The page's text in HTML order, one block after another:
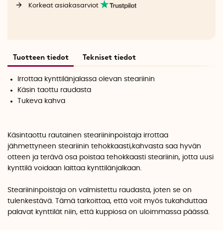
Korkeat asiakasarviot
Tuotteen tiedot Tekniset tiedot
Irrottaa kynttilänjalassa olevan steariinin
Käsin taottu raudasta
Tukeva kahva
Käsintaottu rautainen steariininpoistaja irrottaa
jähmettyneen steariinin tehokkaasti,kahvasta saa hyvän
otteen ja terävä osa poistaa tehokkaasti steariinin, jotta uusi
kynttilä voidaan laittaa kynttilänjalkaan.
Steariininpoistaja on valmistettu raudasta, joten se on
tulenkestävä. Tämä tarkoittaa, että voit myös tukahduttaa
palavat kynttilät niin, että kuppiosa on uloimmassa päässä.